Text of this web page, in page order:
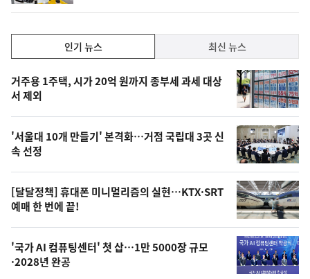
일
기,
최
신,
오
늘
의
영
상
오
인기 뉴스 최신 뉴스
기
뉴
스
거주용 1주택, 시가 20억 원까지 종부세 과세 대상
서 제외
'서울대 10개 만들기' 본격화…거점 국립대 3곳 신
속 선정
[달달정책] 휴대폰 미니멀리즘의 실현…KTX·SRT
예매 한 번에 끝!
'국가 AI 컴퓨팅센터' 첫 삽…1만 5000장 규모
·2028년 완공